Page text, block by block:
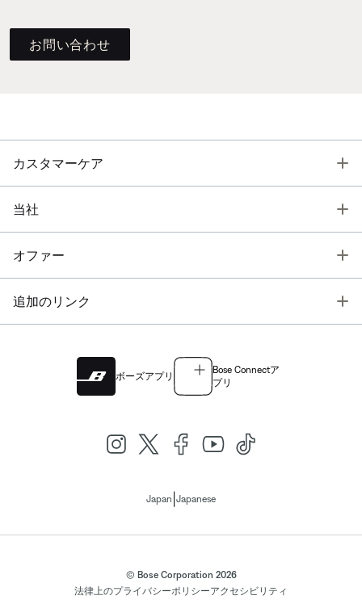
お問い合わせ
カスタマーケア
当社
オファー
追加のリンク
ボーズアプリ
Bose Connectア
プリ
Japan Japanese
© Bose Corporation 2026
法律上のプライバシーポリシーアクセシビリティ